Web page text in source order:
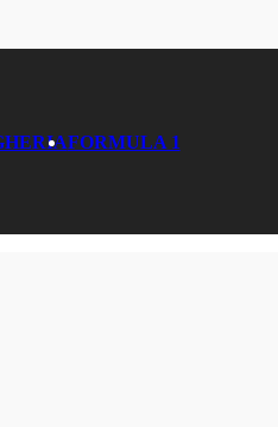
FORMULA 1